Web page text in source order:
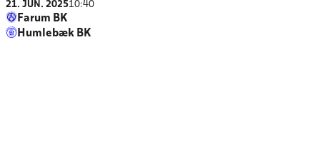
21. JUN. 202510:40
Farum BK
Humlebæk BK